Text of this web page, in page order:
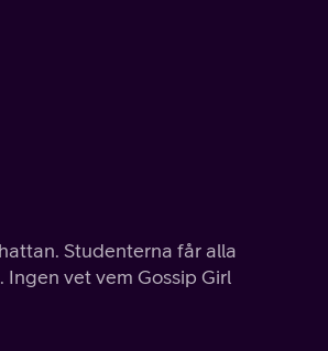
Studenterna får alla
vet vem Gossip Girl